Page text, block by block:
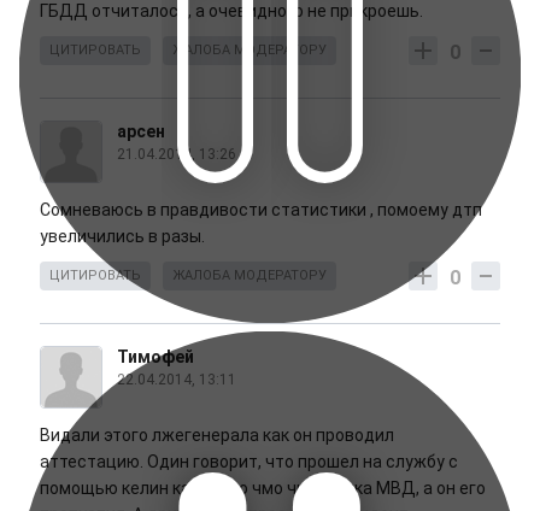
ГБДД отчиталось, а очевидного не прикроешь.
0
ЦИТИРОВАТЬ ЖАЛОБА МОДЕРАТОРУ
арсен
21.04.2014, 13:26
Сомневаюсь в правдивости статистики , помоему дтп
увеличились в разы.
0
ЦИТИРОВАТЬ ЖАЛОБА МОДЕРАТОРУ
Тимофей
22.04.2014, 13:11
Видали этого лжегенерала как он проводил
аттестацию. Один говорит, что прошел на службу с
помощью келин какого то чмо чиновника МВД, а он его